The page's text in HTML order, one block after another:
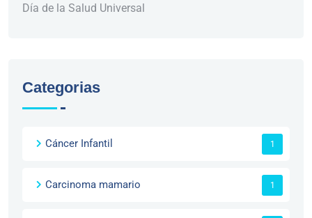
Día de la Salud Universal
Categorias
Cáncer Infantil 1
Carcinoma mamario 1